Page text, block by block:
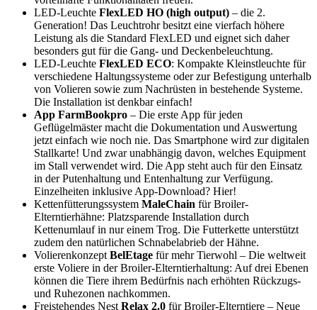
LED-Leuchte FlexLED HO (high output) – die 2.
Generation! Das Leuchtrohr besitzt eine vierfach höhere
Leistung als die Standard FlexLED und eignet sich daher
besonders gut für die Gang- und Deckenbeleuchtung.
LED-Leuchte FlexLED ECO: Kompakte Kleinstleuchte für
verschiedene Haltungssysteme oder zur Befestigung unterhalb
von Volieren sowie zum Nachrüsten in bestehende Systeme.
Die Installation ist denkbar einfach!
App FarmBookpro – Die erste App für jeden
Geflügelmäster macht die Dokumentation und Auswertung
jetzt einfach wie noch nie. Das Smartphone wird zur digitalen
Stallkarte! Und zwar unabhängig davon, welches Equipment
im Stall verwendet wird. Die App steht auch für den Einsatz
in der Putenhaltung und Entenhaltung zur Verfügung.
Einzelheiten inklusive App-Download? Hier!
Kettenfütterungssystem MaleChain für Broiler-
Elterntierhähne: Platzsparende Installation durch
Kettenumlauf in nur einem Trog. Die Futterkette unterstützt
zudem den natürlichen Schnabelabrieb der Hähne.
Volierenkonzept BelEtage für mehr Tierwohl – Die weltweit
erste Voliere in der Broiler-Elterntierhaltung: Auf drei Ebenen
können die Tiere ihrem Bedürfnis nach erhöhten Rückzugs-
und Ruhezonen nachkommen.
Freistehendes Nest Relax 2.0 für Broiler-Elterntiere – Neue